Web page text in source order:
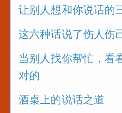
让别人想和你说话的
这六种话说了伤人伤
当别人找你帮忙，看
对的
酒桌上的说话之道